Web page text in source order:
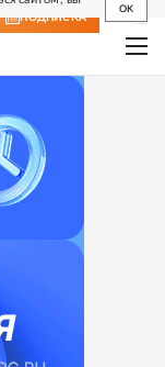
OK
ПОДПИСКА